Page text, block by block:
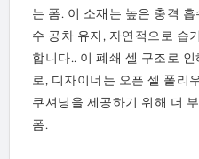
는 폼. 이 소재는 높은 충격
수 공차 유지, 자연적으로 습
합니다.. 이 폐쇄 셀 구조로
로, 디자이너는 오픈 셀 폴리
쿠셔닝을 제공하기 위해 더
폼.